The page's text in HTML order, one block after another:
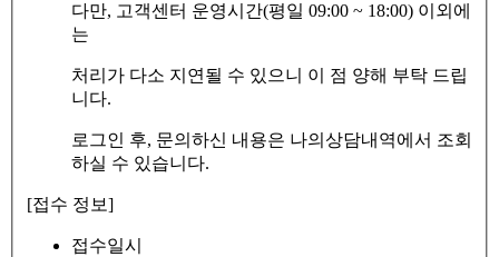
다만, 고객센터 운영시간(평일 09:00 ~ 18:00) 이외에
는
처리가 다소 지연될 수 있으니 이 점 양해 부탁 드립
니다.
로그인 후, 문의하신 내용은 나의상담내역에서 조회
하실 수 있습니다.
[접수 정보]
접수일시